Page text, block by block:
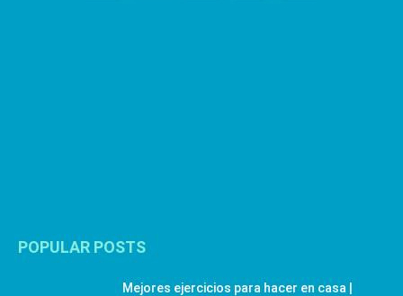
POPULAR POSTS
Mejores ejercicios para hacer en casa |